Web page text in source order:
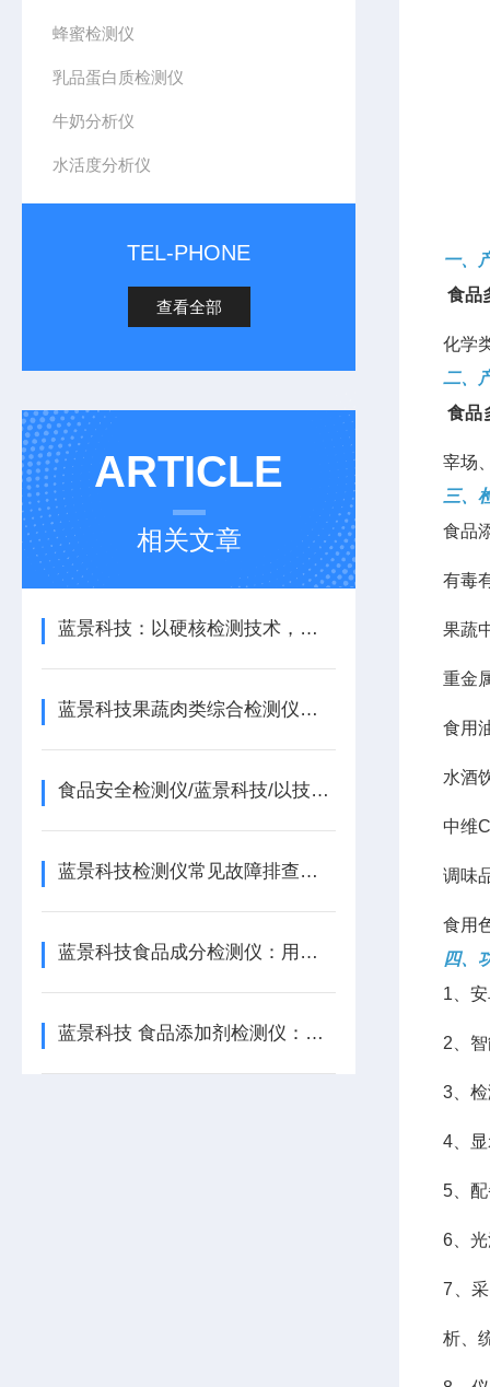
蜂蜜检测仪
乳品蛋白质检测仪
牛奶分析仪
水活度分析仪
TEL-PHONE
查看全部
ARTICLE
相关文章
蓝景科技：以硬核检测技术，筑牢食品安全 “防火墙”
蓝景科技果蔬肉类综合检测仪，守护每一口安心
食品安全检测仪/蓝景科技/以技术创新赋能食品安全治理现代化
蓝景科技检测仪常见故障排查与日常维护指南/山东蓝景
蓝景科技食品成分检测仪：用户都说好——快、准、省、稳四大口碑
蓝景科技 食品添加剂检测仪：控温比色池，破解环境干扰难题
一、
食品
化学
二、
食品
宰场
三、
食品
有毒
果蔬
重金
食用
水酒
中维C
调味
食用
四、
1、
2、
3、
4、
5、
6、
7、
析、